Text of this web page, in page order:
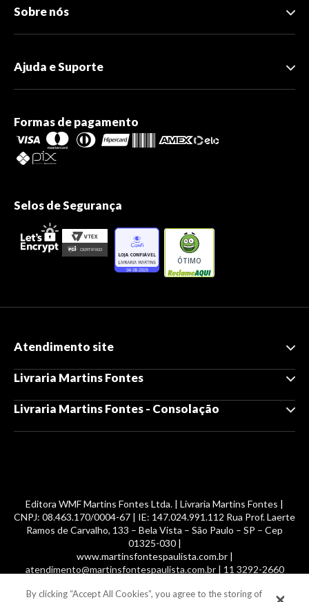
Sobre nós
Ajuda e Suporte
Formas de pagamento
Selos de Segurança
ÓTIMO
Atendimento site
Livraria Martins Fontes
Livraria Martins Fontes - Consolação
Editora WMF Martins Fontes Ltda. | Livraria Martins Fontes |
CNPJ: 08.463.170/0004-67 | IE: 147.024.991.112 Rua Prof. Laerte
Ramos de Carvalho, 133 – Bela Vista – São Paulo – SP – Cep
01325-030 |
www.martinsfontespaulista.com.br |
atendimento@martinsfontespaulista.com.br | 11 3292-2660
© 2014 -2026, MartinsFontes livros nacionais e importados,
By clicking “Accept All Cookies”, you agree to the storing of